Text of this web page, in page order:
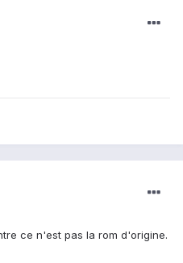
ce n'est pas la rom d'origine.